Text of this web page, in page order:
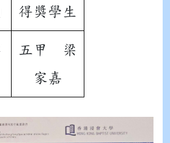
得獎學生
五甲 梁
家嘉